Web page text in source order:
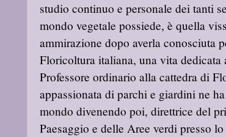
studio continuo e personale dei tanti
mondo vegetale possiede, è quella
ammirazione dopo averla conosciuta
Floricoltura italiana, una vita
Professore ordinario alla cattedra di
appassionata di parchi e giardini ne
mondo divenendo poi, direttrice del
Paesaggio e delle Aree verdi presso